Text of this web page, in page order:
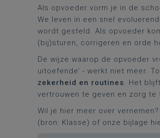
Als opvoeder vorm je in de
We leven in een snel
wordt gesteld. Als opvoeder
(bij)sturen, corrigeren en orde
De wijze waarop de opvoeder
uitoefende’ - werkt niet meer.
zekerheid en routines. Het
vertrouwen te geven en zorg te
Wil je hier meer over
(bron: Klasse) of onze bijlage